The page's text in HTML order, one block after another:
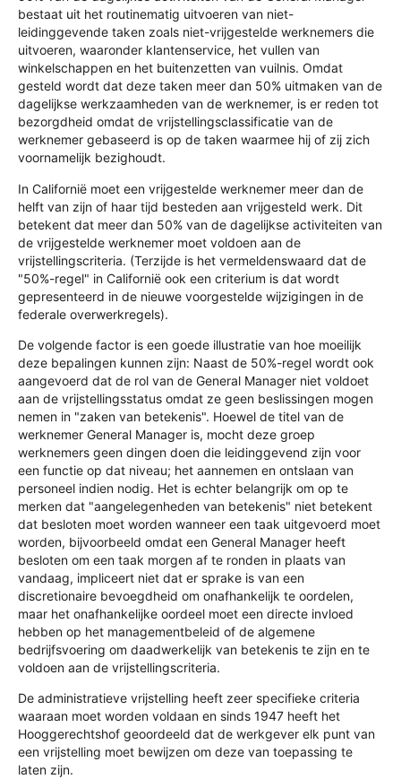
bestaat uit het routinematig uitvoeren van niet-
leidinggevende taken zoals niet-vrijgestelde werknemers die
uitvoeren, waaronder klantenservice, het vullen van
winkelschappen en het buitenzetten van vuilnis. Omdat
gesteld wordt dat deze taken meer dan 50% uitmaken van de
dagelijkse werkzaamheden van de werknemer, is er reden tot
bezorgdheid omdat de vrijstellingsclassificatie van de
werknemer gebaseerd is op de taken waarmee hij of zij zich
voornamelijk bezighoudt.
In Californië moet een vrijgestelde werknemer meer dan de
helft van zijn of haar tijd besteden aan vrijgesteld werk. Dit
betekent dat meer dan 50% van de dagelijkse activiteiten van
de vrijgestelde werknemer moet voldoen aan de
vrijstellingscriteria. (Terzijde is het vermeldenswaard dat de
"50%-regel" in Californië ook een criterium is dat wordt
gepresenteerd in de nieuwe voorgestelde wijzigingen in de
federale overwerkregels).
De volgende factor is een goede illustratie van hoe moeilijk
deze bepalingen kunnen zijn: Naast de 50%-regel wordt ook
aangevoerd dat de rol van de General Manager niet voldoet
aan de vrijstellingsstatus omdat ze geen beslissingen mogen
nemen in "zaken van betekenis". Hoewel de titel van de
werknemer General Manager is, mocht deze groep
werknemers geen dingen doen die leidinggevend zijn voor
een functie op dat niveau; het aannemen en ontslaan van
personeel indien nodig. Het is echter belangrijk om op te
merken dat "aangelegenheden van betekenis" niet betekent
dat besloten moet worden wanneer een taak uitgevoerd moet
worden, bijvoorbeeld omdat een General Manager heeft
besloten om een taak morgen af te ronden in plaats van
vandaag, impliceert niet dat er sprake is van een
discretionaire bevoegdheid om onafhankelijk te oordelen,
maar het onafhankelijke oordeel moet een directe invloed
hebben op het managementbeleid of de algemene
bedrijfsvoering om daadwerkelijk van betekenis te zijn en te
voldoen aan de vrijstellingscriteria.
De administratieve vrijstelling heeft zeer specifieke criteria
waaraan moet worden voldaan en sinds 1947 heeft het
Hooggerechtshof geoordeeld dat de werkgever elk punt van
een vrijstelling moet bewijzen om deze van toepassing te
laten zijn.